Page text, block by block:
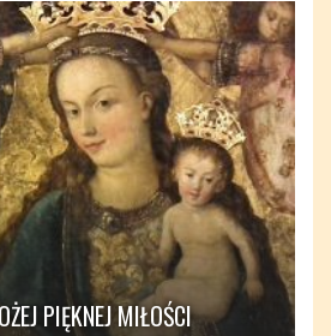
PIĘKNEJ MIŁOŚCI